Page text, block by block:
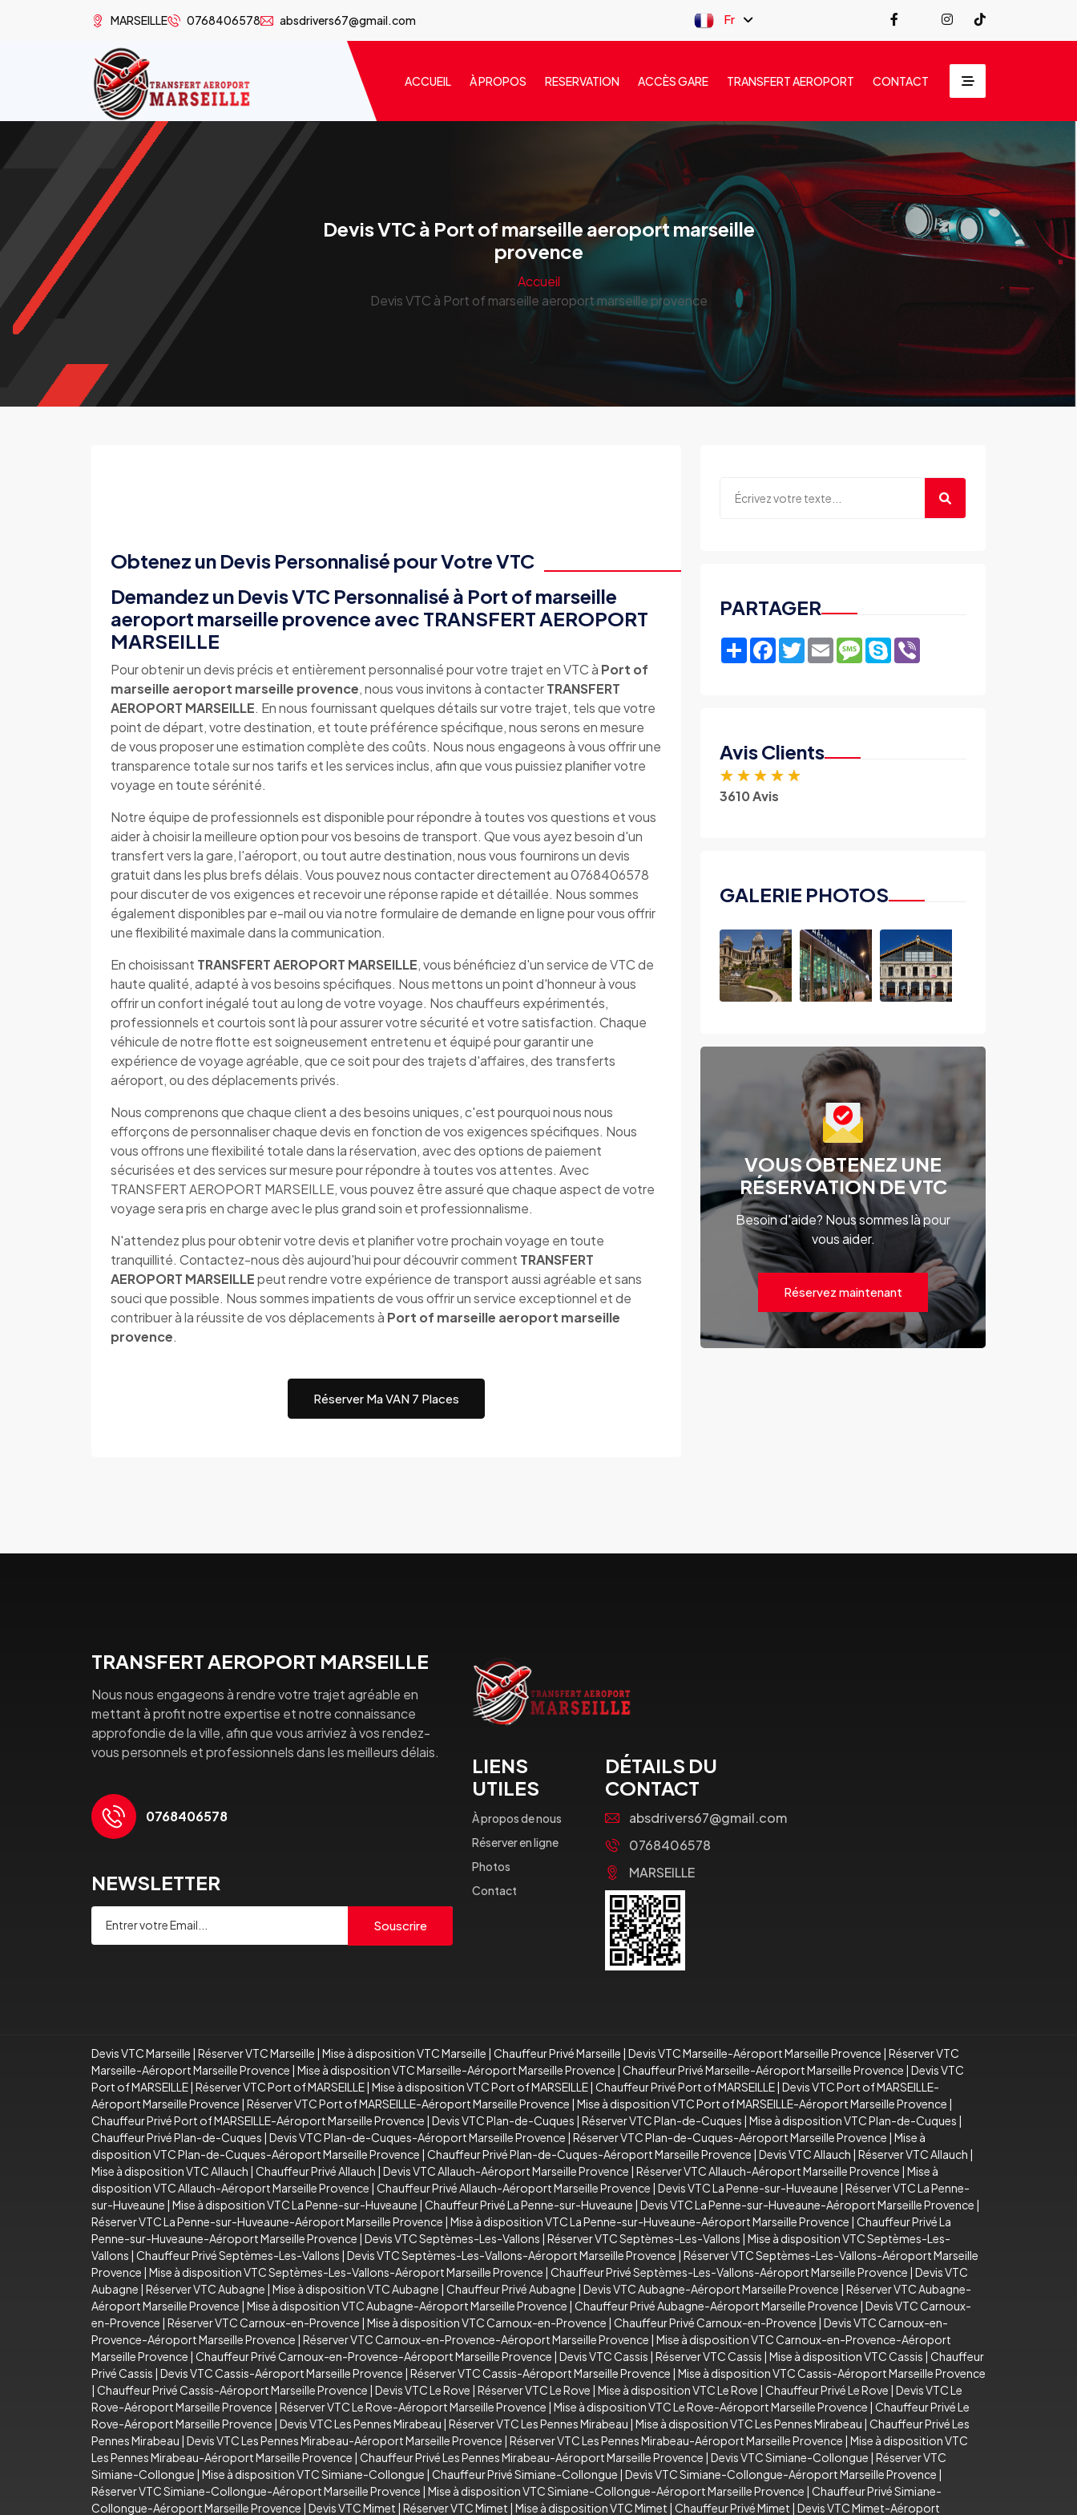
MARSEILLE 0768406578 absdrivers67@gmail.com Fr
ACCUEIL À PROPOS RESERVATION ACCÈS GARE TRANSFERT AEROPORT CONTACT
Devis VTC à Port of marseille aeroport marseille
provence
Accueil
Devis VTC à Port of marseille aeroport marseille provence
Obtenez un Devis Personnalisé pour Votre VTC
Demandez un Devis VTC Personnalisé à Port of marseille
aeroport marseille provence avec TRANSFERT AEROPORT
MARSEILLE
Pour obtenir un devis précis et entièrement personnalisé pour votre trajet en VTC à Port of
marseille aeroport marseille provence, nous vous invitons à contacterTRANSFERT
AEROPORT MARSEILLE. En nous fournissant quelques détails sur votre trajet, tels que votre
point de départ, votre destination, et toute préférence spécifique, nous serons en mesure
de vous proposer une estimation complète des coûts. Nous nous engageons à vous offrir une
transparence totale sur nos tarifs et les services inclus, afin que vous puissiez planifier votre
voyage en toute sérénité.
Notre équipe de professionnels est disponible pour répondre à toutes vos questions et vous
aider à choisir la meilleure option pour vos besoins de transport. Que vous ayez besoin d'un
transfert vers la gare, l'aéroport, ou tout autre destination, nous vous fournirons un devis
gratuit dans les plus brefs délais. Vous pouvez nous contacter directement au 0768406578
pour discuter de vos exigences et recevoir une réponse rapide et détaillée. Nous sommes
également disponibles par e-mail ou via notre formulaire de demande en ligne pour vous offrir
une flexibilité maximale dans la communication.
En choisissant TRANSFERT AEROPORT MARSEILLE, vous bénéficiez d'un service de VTC de
haute qualité, adapté à vos besoins spécifiques. Nous mettons un point d'honneur à vous
offrir un confort inégalé tout au long de votre voyage. Nos chauffeurs expérimentés,
professionnels et courtois sont là pour assurer votre sécurité et votre satisfaction. Chaque
véhicule de notre flotte est soigneusement entretenu et équipé pour garantir une
expérience de voyage agréable, que ce soit pour des trajets d'affaires, des transferts
aéroport, ou des déplacements privés.
Nous comprenons que chaque client a des besoins uniques, c'est pourquoi nous nous
efforçons de personnaliser chaque devis en fonction de vos exigences spécifiques. Nous
vous offrons une flexibilité totale dans la réservation, avec des options de paiement
sécurisées et des services sur mesure pour répondre à toutes vos attentes. Avec
TRANSFERT AEROPORT MARSEILLE, vous pouvez être assuré que chaque aspect de votre
voyage sera pris en charge avec le plus grand soin et professionnalisme.
N'attendez plus pour obtenir votre devis et planifier votre prochain voyage en toute
tranquillité. Contactez-nous dès aujourd'hui pour découvrir comment TRANSFERT
AEROPORT MARSEILLEpeut rendre votre expérience de transport aussi agréable et sans
souci que possible. Nous sommes impatients de vous offrir un service exceptionnel et de
contribuer à la réussite de vos déplacements à Port of marseille aeroport marseille
provence.
Réserver Ma VAN 7 Places
PARTAGER
ShareFacebook
TwitterEmailMessage
Skype
Avis Clients
★ ★ ★ ★ ★
3610 Avis
GALERIE PHOTOS
VOUS OBTENEZ UNE
RÉSERVATION DE VTC
Besoin d'aide? Nous sommes là pour
vous aider.
Réservez maintenant
TRANSFERT AEROPORT MARSEILLE
Nous nous engageons à rendre votre trajet agréable en
mettant à profit notre expertise et notre connaissance
approfondie de la ville, afin que vous arriviez à vos rendez-
vous personnels et professionnels dans les meilleurs délais.
0768406578
NEWSLETTER
Souscrire
LIENS
UTILES
À propos de nous
Réserver en ligne
Photos
Contact
DÉTAILS DU
CONTACT
absdrivers67@gmail.com
0768406578
MARSEILLE
Devis VTC Marseille | Réserver VTC Marseille | Mise à disposition VTC Marseille | Chauffeur Privé Marseille | Devis VTC Marseille-Aéroport Marseille Provence | Réserver VTC
Marseille-Aéroport Marseille Provence | Mise à disposition VTC Marseille-Aéroport Marseille Provence | Chauffeur Privé Marseille-Aéroport Marseille Provence | Devis VTC
Port of MARSEILLE| Réserver VTC Port of MARSEILLE| Mise à disposition VTC Port of MARSEILLE| Chauffeur Privé Port of MARSEILLE| Devis VTC Port of MARSEILLE-
Aéroport Marseille Provence | Réserver VTC Port of MARSEILLE-Aéroport Marseille Provence | Mise à disposition VTC Port of MARSEILLE-Aéroport Marseille Provence |
Chauffeur Privé Port of MARSEILLE-Aéroport Marseille Provence | Devis VTC Plan-de-Cuques | Réserver VTC Plan-de-Cuques | Mise à disposition VTC Plan-de-Cuques |
Chauffeur Privé Plan-de-Cuques | Devis VTC Plan-de-Cuques-Aéroport Marseille Provence | Réserver VTC Plan-de-Cuques-Aéroport Marseille Provence | Mise à
disposition VTC Plan-de-Cuques-Aéroport Marseille Provence | Chauffeur Privé Plan-de-Cuques-Aéroport Marseille Provence | Devis VTC Allauch | Réserver VTC Allauch |
Mise à disposition VTC Allauch | Chauffeur Privé Allauch | Devis VTC Allauch-Aéroport Marseille Provence | Réserver VTC Allauch-Aéroport Marseille Provence | Mise à
disposition VTC Allauch-Aéroport Marseille Provence | Chauffeur Privé Allauch-Aéroport Marseille Provence | Devis VTC La Penne-sur-Huveaune | Réserver VTC La Penne-
sur-Huveaune | Mise à disposition VTC La Penne-sur-Huveaune | Chauffeur Privé La Penne-sur-Huveaune | Devis VTC La Penne-sur-Huveaune-Aéroport Marseille Provence |
Réserver VTC La Penne-sur-Huveaune-Aéroport Marseille Provence | Mise à disposition VTC La Penne-sur-Huveaune-Aéroport Marseille Provence | Chauffeur Privé La
Penne-sur-Huveaune-Aéroport Marseille Provence | Devis VTC Septèmes-Les-Vallons | Réserver VTC Septèmes-Les-Vallons | Mise à disposition VTC Septèmes-Les-
Vallons | Chauffeur Privé Septèmes-Les-Vallons | Devis VTC Septèmes-Les-Vallons-Aéroport Marseille Provence | Réserver VTC Septèmes-Les-Vallons-Aéroport Marseille
Provence | Mise à disposition VTC Septèmes-Les-Vallons-Aéroport Marseille Provence | Chauffeur Privé Septèmes-Les-Vallons-Aéroport Marseille Provence | Devis VTC
Aubagne | Réserver VTC Aubagne | Mise à disposition VTC Aubagne | Chauffeur Privé Aubagne | Devis VTC Aubagne-Aéroport Marseille Provence | Réserver VTC Aubagne-
Aéroport Marseille Provence | Mise à disposition VTC Aubagne-Aéroport Marseille Provence | Chauffeur Privé Aubagne-Aéroport Marseille Provence | Devis VTC Carnoux-
en-Provence | Réserver VTC Carnoux-en-Provence | Mise à disposition VTC Carnoux-en-Provence | Chauffeur Privé Carnoux-en-Provence | Devis VTC Carnoux-en-
Provence-Aéroport Marseille Provence | Réserver VTC Carnoux-en-Provence-Aéroport Marseille Provence | Mise à disposition VTC Carnoux-en-Provence-Aéroport
Marseille Provence | Chauffeur Privé Carnoux-en-Provence-Aéroport Marseille Provence | Devis VTC Cassis | Réserver VTC Cassis | Mise à disposition VTC Cassis | Chauffeur
Privé Cassis | Devis VTC Cassis-Aéroport Marseille Provence | Réserver VTC Cassis-Aéroport Marseille Provence | Mise à disposition VTC Cassis-Aéroport Marseille Provence
| Chauffeur Privé Cassis-Aéroport Marseille Provence | Devis VTC Le Rove | Réserver VTC Le Rove | Mise à disposition VTC Le Rove | Chauffeur Privé Le Rove | Devis VTC Le
Rove-Aéroport Marseille Provence | Réserver VTC Le Rove-Aéroport Marseille Provence | Mise à disposition VTC Le Rove-Aéroport Marseille Provence | Chauffeur Privé Le
Rove-Aéroport Marseille Provence | Devis VTC Les Pennes Mirabeau | Réserver VTC Les Pennes Mirabeau | Mise à disposition VTC Les Pennes Mirabeau | Chauffeur Privé Les
Pennes Mirabeau | Devis VTC Les Pennes Mirabeau-Aéroport Marseille Provence | Réserver VTC Les Pennes Mirabeau-Aéroport Marseille Provence | Mise à disposition VTC
Les Pennes Mirabeau-Aéroport Marseille Provence | Chauffeur Privé Les Pennes Mirabeau-Aéroport Marseille Provence | Devis VTC Simiane-Collongue | Réserver VTC
Simiane-Collongue | Mise à disposition VTC Simiane-Collongue | Chauffeur Privé Simiane-Collongue | Devis VTC Simiane-Collongue-Aéroport Marseille Provence |
Réserver VTC Simiane-Collongue-Aéroport Marseille Provence | Mise à disposition VTC Simiane-Collongue-Aéroport Marseille Provence | Chauffeur Privé Simiane-
Collongue-Aéroport Marseille Provence | Devis VTC Mimet | Réserver VTC Mimet | Mise à disposition VTC Mimet | Chauffeur Privé Mimet | Devis VTC Mimet-Aéroport